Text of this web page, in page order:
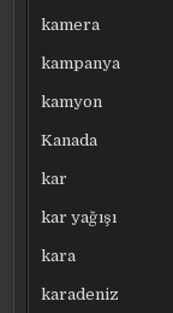
kamera
kampanya
kamyon
Kanada
kar
kar yağışı
kara
karadeniz